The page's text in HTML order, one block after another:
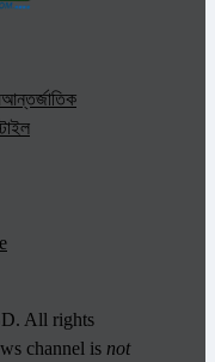
আন্তর্জাতিক
All rights
channel is not